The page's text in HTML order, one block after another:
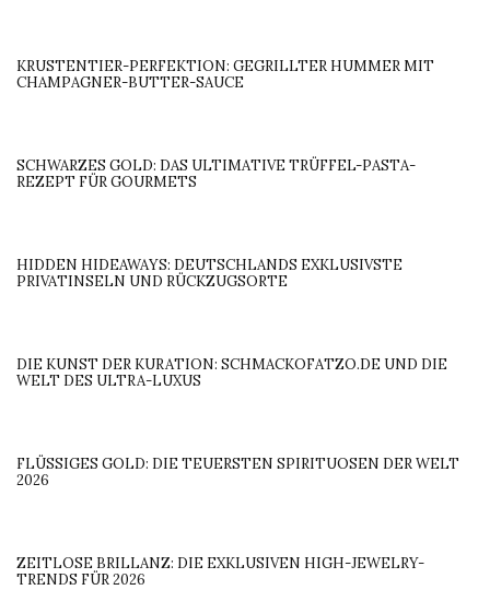
KRUSTENTIER-PERFEKTION: GEGRILLTER HUMMER MIT
CHAMPAGNER-BUTTER-SAUCE
SCHWARZES GOLD: DAS ULTIMATIVE TRÜFFEL-PASTA-
REZEPT FÜR GOURMETS
HIDDEN HIDEAWAYS: DEUTSCHLANDS EXKLUSIVSTE
PRIVATINSELN UND RÜCKZUGSORTE
DIE KUNST DER KURATION: SCHMACKOFATZO.DE UND DIE
WELT DES ULTRA-LUXUS
FLÜSSIGES GOLD: DIE TEUERSTEN SPIRITUOSEN DER WELT
2026
ZEITLOSE BRILLANZ: DIE EXKLUSIVEN HIGH-JEWELRY-
TRENDS FÜR 2026